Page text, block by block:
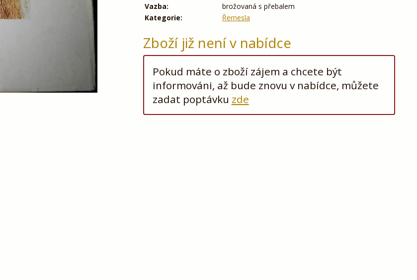
Vazba:
brožovaná s přebalem
Kategorie:
Řemesla
Zboží již není v nabídce
Pokud máte o zboží zájem a chcete být
informováni, až bude znovu v nabídce, můžete
zadat poptávku zde